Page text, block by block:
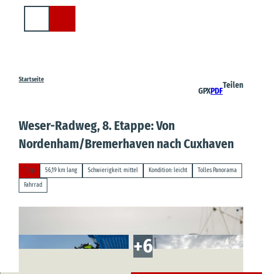
Startseite
GPXPDF
Teilen
Weser-Radweg, 8. Etappe: Von
Nordenham/Bremerhaven nach Cuxhaven
Tipp 56,19 km lang Schwierigkeit: mittel Kondition: leicht Tolles Panorama
Fahrrad